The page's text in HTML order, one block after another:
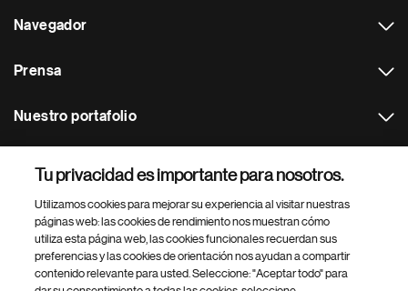
Navegador
Prensa
Nuestro portafolio
Footer Site Search
Tu privacidad es importante para nosotros.
Utilizamos cookies para mejorar su experiencia al visitar nuestras
páginas web: las cookies de rendimiento nos muestran cómo
utiliza esta página web, las cookies funcionales recuerdan sus
preferencias y las cookies de orientación nos ayudan a compartir
contenido relevante para usted. Seleccione: "Aceptar todo" para